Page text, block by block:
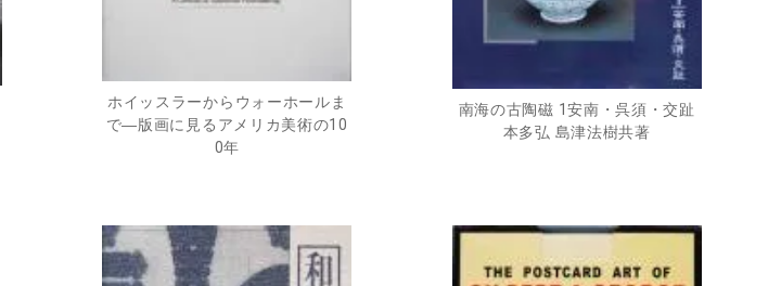
ホイッスラーからウォーホールま
で―版画に見るアメリカ美術の10
0年
南海の古陶磁 1安南・呉須・交趾
本多弘 島津法樹共著